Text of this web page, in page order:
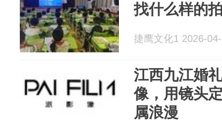
找什么样的
捷鹰文化1 2026-
江西九江婚
像，用镜头
属浪漫